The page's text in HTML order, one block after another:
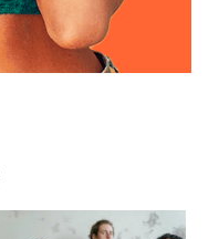
Mejores